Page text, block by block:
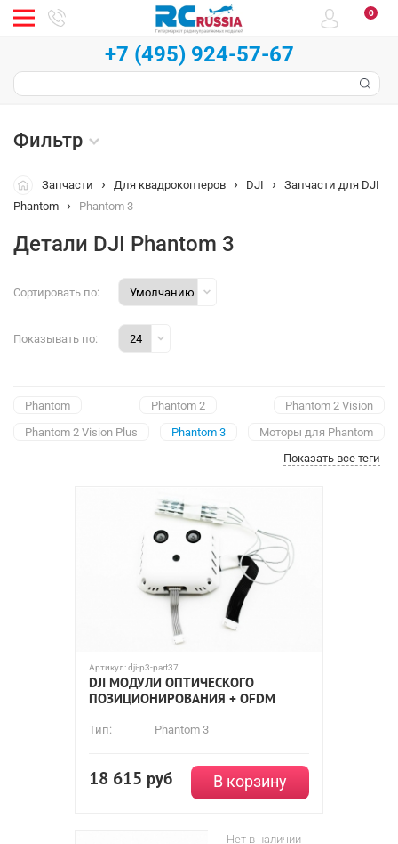
0
+7 (495) 924-57-67
Фильтр
Запчасти Для квадрокоптеров DJI
Запчасти для DJI
Phantom
Phantom 3
Детали DJI Phantom 3
Сортировать по:
Показывать по:
Phantom Phantom 2
Phantom 2 Vision
Phantom 2 Vision Plus
Phantom 3
Mоторы для Phantom
Зарядные устройства для Phantom
Полетные контроллеры
Крепежи и крепления
Кабели Демпферы
Защиты пропеллеров
Корпусы Фильтры
Показать все теги
Артикул:dji-p3-part37
DJI МОДУЛИ ОПТИЧЕСКОГО
ПОЗИЦИОНИРОВАНИЯ + OFDM
Тип: Phantom 3
18 615 руб В корзину
Нет в наличии